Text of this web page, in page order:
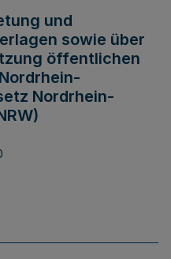
und
sowie über
öffentlichen
Nordrhein-